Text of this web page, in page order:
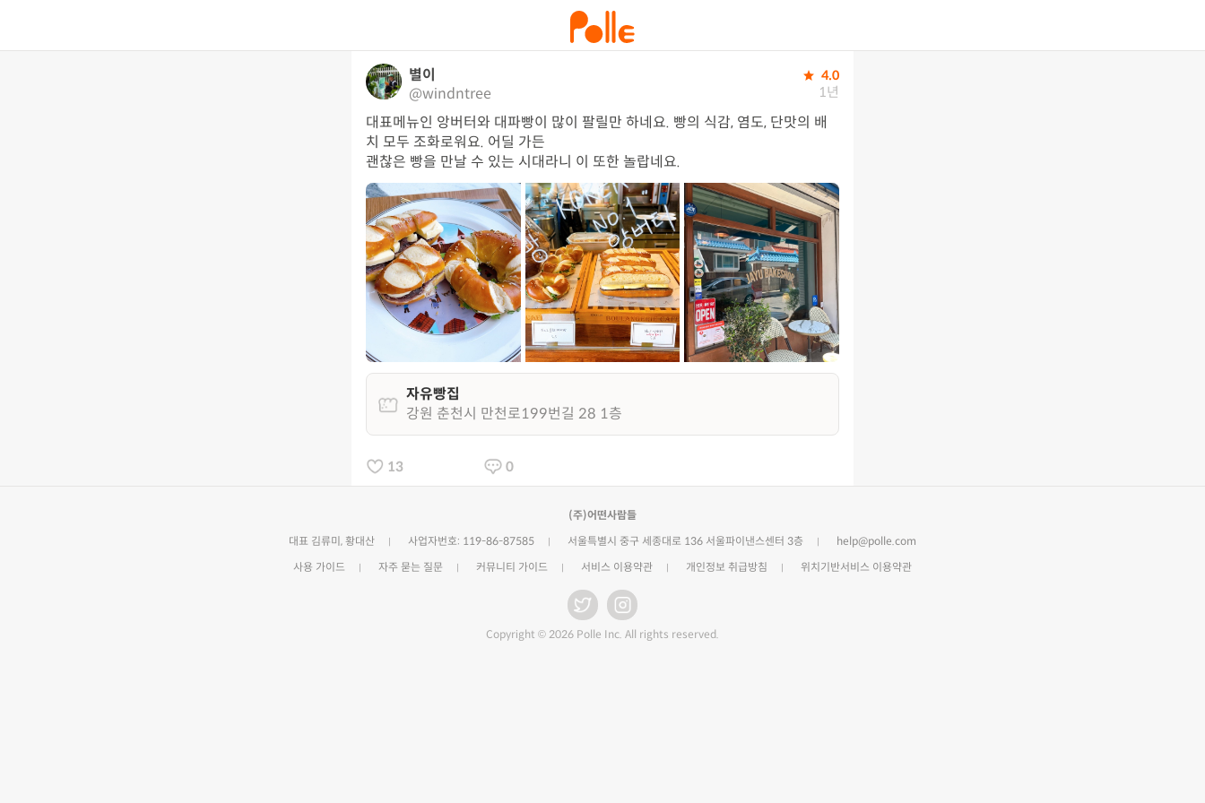
별이
@windntree
4.0
1년
대표메뉴인 앙버터와 대파빵이 많이 팔릴만 하네요. 빵의 식감, 염도, 단맛의 배
치 모두 조화로워요. 어딜 가든
괜찮은 빵을 만날 수 있는 시대라니 이 또한 놀랍네요.
자유빵집
강원 춘천시 만천로199번길 28 1층
13 0
(주)어떤사람들
대표 김류미, 황대산
사업자번호: 119-86-87585 서울특별시 중구 세종대로 136 서울파이낸스센터 3층
help@polle.com
사용 가이드
자주 묻는 질문 커뮤니티 가이드 서비스 이용약관 개인정보 취급방침 위치기반서비스 이용약관
Copyright © 2026 Polle Inc. All rights reserved.